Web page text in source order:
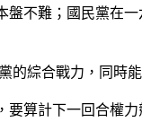
不難；國民黨在
綜合戰力，同時
算計下一回合權